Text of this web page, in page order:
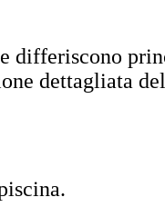
differiscono
dettagliata